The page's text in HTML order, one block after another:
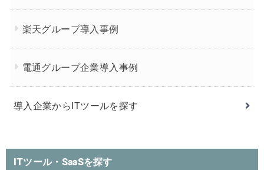
楽天グループ導入事例
電通グループ企業導入事例
導入企業からITツールを探す
ITツール・SaaSを探す